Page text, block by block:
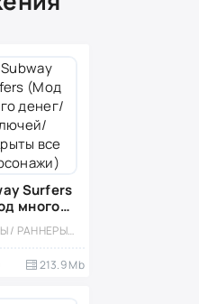
Surfers
много
ключей/
все АРКАДЫ / РАННЕРЫ / МОД / СТИЛИЗАЦИЯ / ОФЛАЙН / ОДНОПОЛЬЗОВАТЕЛЬСКИЕ / ДЛЯ ДЕТЕЙ / ДЕВОЧКАМ / ПЛАТФОРМЕРЫ / ВСТРОЕННЫЙ КЕШ
213.9 Mb